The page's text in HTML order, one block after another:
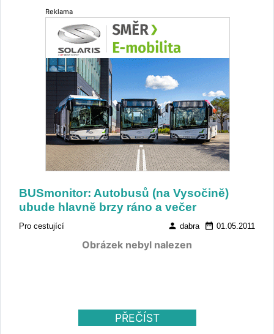
Reklama
BUSmonitor: Autobusů (na Vysočině)
ubude hlavně brzy ráno a večer
Pro cestující person dabra date_range 01.05.2011
Obrázek nebyl nalezen
PŘEČÍST